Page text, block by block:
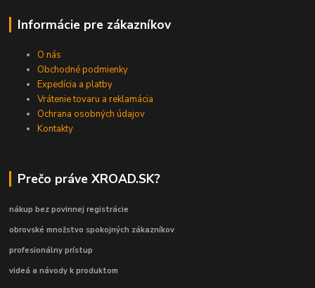
Informácie pre zákazníkov
O nás
Obchodné podmienky
Expedícia a platby
Vrátenie tovaru a reklamácia
Ochrana osobných údajov
Kontakty
Prečo práve XROAD.SK?
nákup bez povinnej registrácie
obrovské množstvo spokojných zákazníkov
profesionálny prístup
videá a návody k produktom